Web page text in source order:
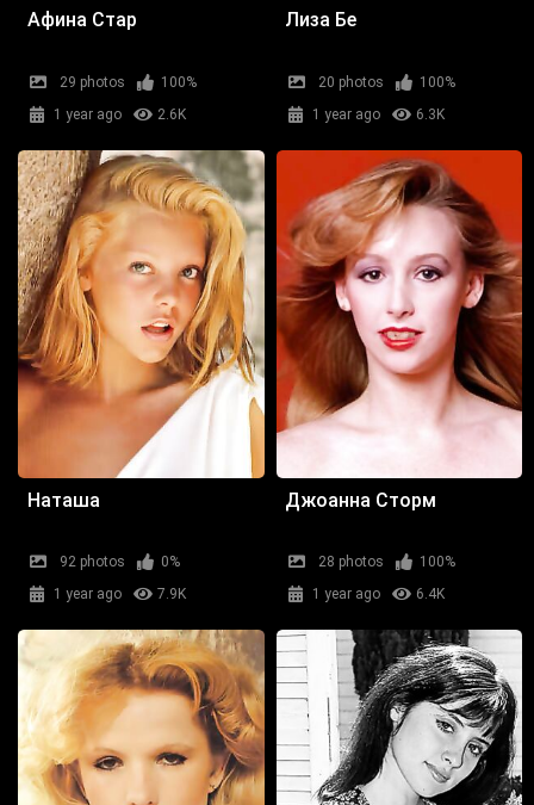
Афина Стар
29 photos
100%
1 year ago
2.6K
Лиза Бе
20 photos
100%
1 year ago
6.3K
Наташа
92 photos
0%
1 year ago
7.9K
Джоанна Сторм
28 photos
100%
1 year ago
6.4K